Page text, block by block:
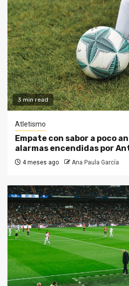
3 min read
Atletismo
Empate con sabor a poco
alarmas encendidas por
4 meses ago Ana Paula García